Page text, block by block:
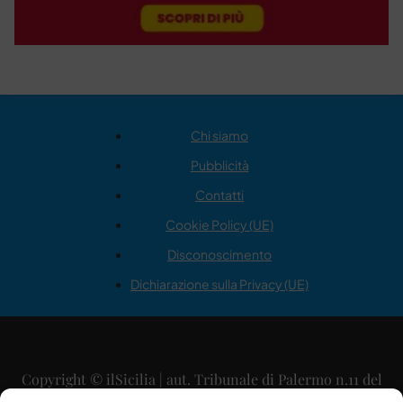
Chi siamo
Pubblicità
Contatti
Cookie Policy (UE)
Disconoscimento
Dichiarazione sulla Privacy (UE)
Copyright © ilSicilia | aut. Tribunale di Palermo n.11 del